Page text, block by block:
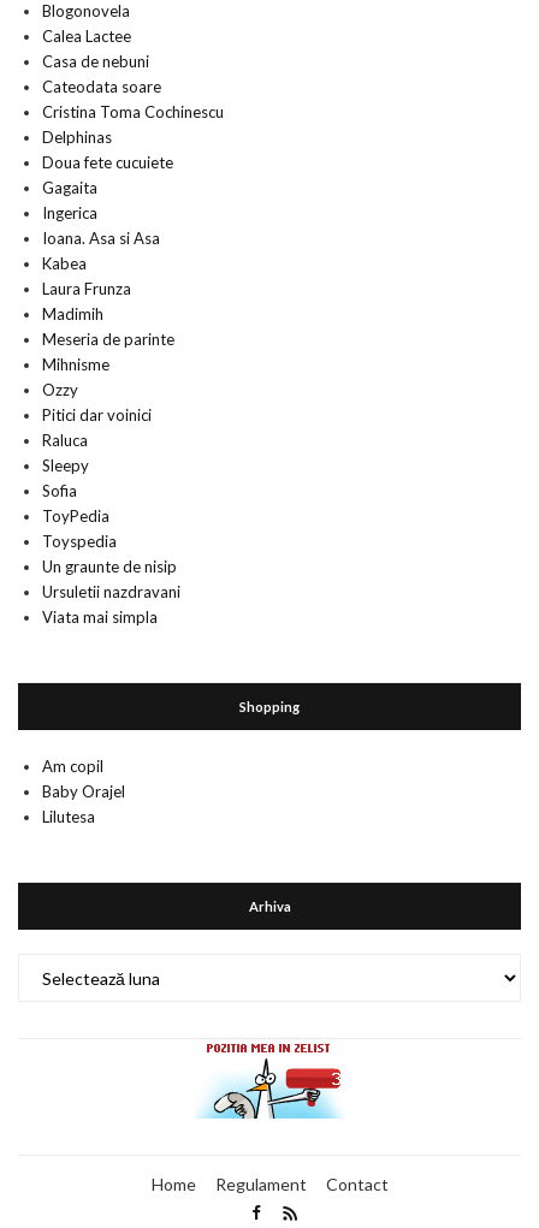
Blogonovela
Calea Lactee
Casa de nebuni
Cateodata soare
Cristina Toma Cochinescu
Delphinas
Doua fete cucuiete
Gagaita
Ingerica
Ioana. Asa si Asa
Kabea
Laura Frunza
Madimih
Meseria de parinte
Mihnisme
Ozzy
Pitici dar voinici
Raluca
Sleepy
Sofia
ToyPedia
Toyspedia
Un graunte de nisip
Ursuletii nazdravani
Viata mai simpla
Shopping
Am copil
Baby Orajel
Lilutesa
Arhiva
Home Regulament Contact